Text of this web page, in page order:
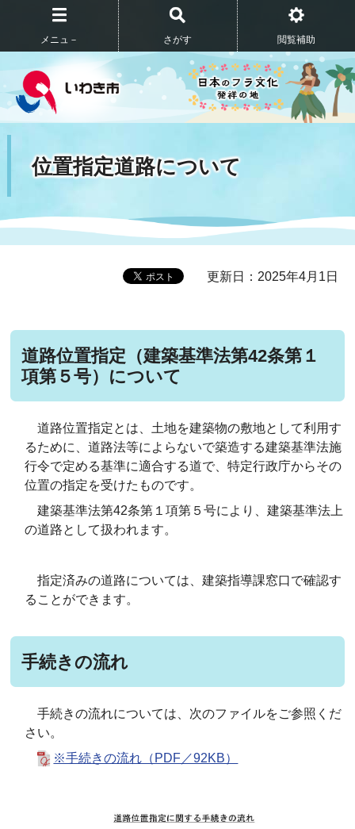
メニュ－ さがす 閲覧補助
位置指定道路について
更新日：2025年4月1日
道路位置指定（建築基準法第42条第１
項第５号）について
道路位置指定とは、土地を建築物の敷地として利用す
るために、道路法等によらないで築造する建築基準法施
行令で定める基準に適合する道で、特定行政庁からその
位置の指定を受けたものです。
建築基準法第42条第１項第５号により、建築基準法上
の道路として扱われます。
指定済みの道路については、建築指導課窓口で確認す
ることができます。
手続きの流れ
手続きの流れについては、次のファイルをご参照くだ
さい。
※手続きの流れ（PDF／92KB）